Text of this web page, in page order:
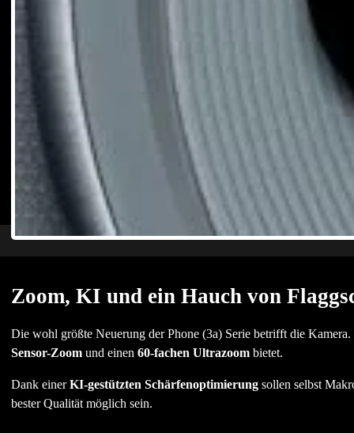
Zoom, KI und ein Hauch von
Die wohl größte Neuerung der Phone (3a) Serie betrifft die
Sensor-Zoomund einen 60-fachen Ultrazoombietet.
Dank einerKI-gestützten Schärfenoptimierungsollen selbst
bester Qualität möglich sein.